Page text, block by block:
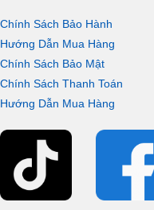
Chính Sách Bảo Hành
Hướng Dẫn Mua Hàng
Chính Sách Bảo Mật
Chính Sách Thanh Toán
Hướng Dẫn Mua Hàng